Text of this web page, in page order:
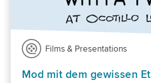
Films & Presentations
Mod mit dem gewissen